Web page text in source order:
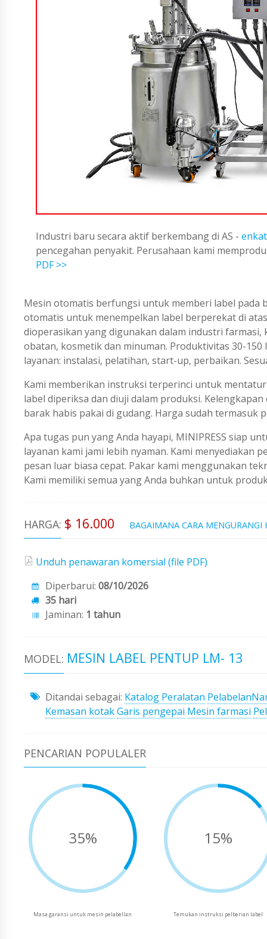
Industri baru secara aktif berkembang di AS -
pencegahan penyakit. Perusahaan kami
PDF >>
Mesin otomatis berfungsi untuk memberi label pada
otomatis untuk menempelkan label berperekat di
dioperasikan yang digunakan dalam industri
obatan, kosmetik dan minuman. Produktivitas 30-
layanan: instalasi, pelatihan, start-up, perbaikan.
Kami memberikan instruksi terperinci untuk
label diperiksa dan diuji dalam produksi.
barak habis pakai di gudang. Harga sudah termasuk
Apa tugas pun yang Anda hayapi, MINIPRESS siap
layanan kami jami lebih nyaman. Kami menyediakan
pesan luar biasa cepat. Pakar kami menggunakan
Kami memiliki semua yang Anda buhkan untuk
HARGA: $ 16.000 BAGAIMANA CARA MENGURANGI
Unduh penawaran komersial (file PDF)
Diperbarui: 08/10/2026
35 hari
Jaminan: 1 tahun
MODEL: MESIN LABEL PENTUP LM- 13
Ditandai sebagai: Katalog Peralatan
Kemasan kotakGaris pengepai Mesin farmasi
PENCARIAN POPULALER
35%
Masa garansi untuk mesin pelabellan
15%
Temukan instruksi pelberian label